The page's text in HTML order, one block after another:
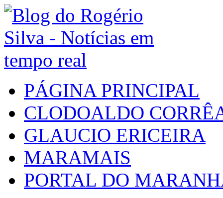
PÁGINA PRINCIPAL
CLODOALDO
GLAUCIO ERICEIRA
MARAMAIS
PORTAL DO